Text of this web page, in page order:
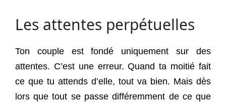
Les attentes perpétuelles
Ton couple est fondé uniquement sur des
attentes. C’est une erreur. Quand ta moitié fait
ce que tu attends d’elle, tout va bien. Mais dès
lors que tout se passe différemment de ce que